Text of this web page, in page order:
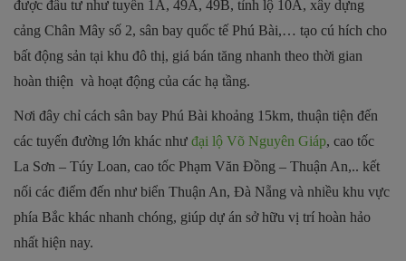
được đầu tư như tuyến 1A, 49A, 49B, tỉnh lộ 10A, xây dựng
cảng Chân Mây số 2, sân bay quốc tế Phú Bài,… tạo cú hích cho
bất động sản tại khu đô thị, giá bán tăng nhanh theo thời gian
hoàn thiện và hoạt động của các hạ tầng.
Nơi đây chỉ cách sân bay Phú Bài khoảng 15km, thuận tiện đến
các tuyến đường lớn khác như đại lộ Võ Nguyên Giáp, cao tốc
La Sơn – Túy Loan, cao tốc Phạm Văn Đồng – Thuận An,.. kết
nối các điểm đến như biển Thuận An, Đà Nẵng và nhiều khu vực
phía Bắc khác nhanh chóng, giúp dự án sở hữu vị trí hoàn hảo
nhất hiện nay.